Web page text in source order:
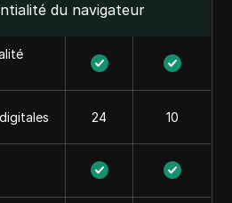
du navigateur
24 10